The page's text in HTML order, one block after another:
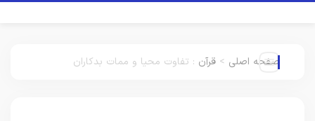
صفحه اصلی > قرآن : تفاوت محیا و ممات بدکاران